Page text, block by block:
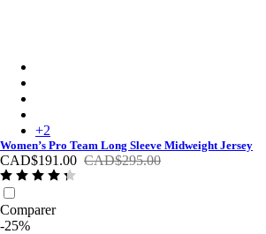
+2
Women’s Pro Team Long Sleeve Midweight Jersey
CAD$191.00 CAD$295.00
Comparer
-25%